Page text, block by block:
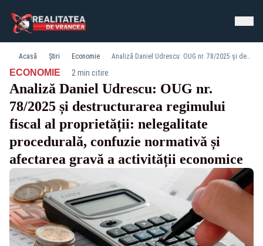
Acasă Știri Economie Analiză Daniel Udrescu: OUG nr. 78/2025 și destructurarea regimului fiscal al proprietății: nelegalitate procedurală, confuzie normativă și afectarea gravă a activității economice
ECONOMIE· 2 min citire
Analiză Daniel Udrescu: OUG nr.
78/2025 și destructurarea regimului
fiscal al proprietății: nelegalitate
procedurală, confuzie normativă și
afectarea gravă a activității economice